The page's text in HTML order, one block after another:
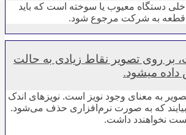
دستگاه معیوب یا سوخته است که باید
به شرکت مرجوع شود.
بر روی تصویر نقاط زیادی به حالت
می‍شود.
به معنای وجود نویز است. نویزهای اندک
که به صورت نرم‌افزاری حذف می‌شود.
تست نخواهندد داشت.